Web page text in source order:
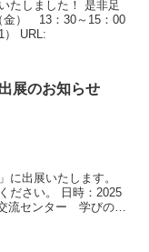
たしました！ 是非足
金） 13：30～15：00
） URL:
展のお知らせ
に出展いたします。
ださい。 日時：2025
流センター 学びの森